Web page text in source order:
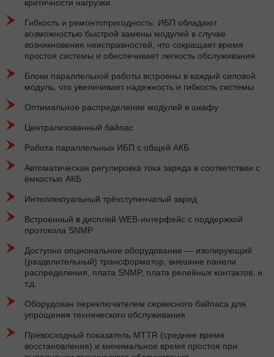
критичности нагрузки.
Гибкость и ремонтопригодность: ИБП обладают
возможностью быстрой замены модулей в случае
возникновения неисправностей, что сокращает время
простоя системы и обеспечивает легкость обслуживания
Блоки параллельной работы встроены в каждый силовой
модуль, что увеличивает надежность и гибкость системы
Оптимальное распределение модулей в шкафу
Централизованный байпас
Работа параллельных ИБП с общей АКБ
Автоматическая регулировка тока заряда в соответствии с
ёмкостью АКБ
Интеллектуальный трёхступенчатый заряд
Встроенный в дисплей WEB-интерфейс с поддержкой
протокола SNMP
Доступно опциональное оборудование — изолирующий
(разделительный) трансформатор, внешние панели
распределения, плата SNMP, плата релейных контактов, и
т.д.
Оборудован переключателем сервисного байпаса для
упрощения технического обслуживания
Превосходный показатель MTTR (среднее время
восстановления) и минимальное время простоя при